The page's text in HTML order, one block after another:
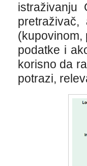
istraživanju
(kupovinom,
podatke i
korisno da
potrazi,